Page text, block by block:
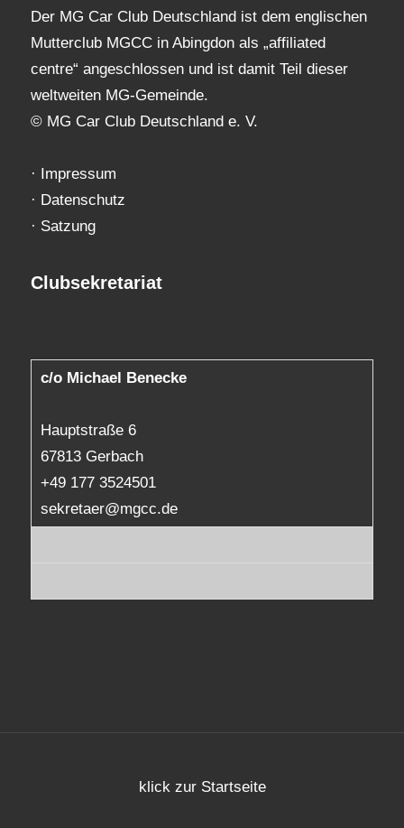
Der MG Car Club Deutschland ist dem englischen
Mutterclub MGCC in Abingdon als „affiliated
centre“ angeschlossen und ist damit Teil dieser
weltweiten MG-Gemeinde.
© MG Car Club Deutschland e. V.
· Impressum
· Datenschutz
· Satzung
Clubsekretariat
c/o Michael Benecke
Hauptstraße 6
67813 Gerbach
+49 177 3524501
sekretaer@mgcc.de
klick zur Startseite